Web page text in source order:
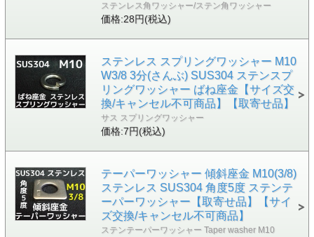
ステンレス角ワッシャー/ステン角ワッシャー
価格:28円(税込)
ステンレス スプリングワッシャー M10
W3/8 3分(さんぶ) SUS304 ステンスプ
リングワッシャー ばね座金【サイズ交
換/キャンセル不可商品】【取寄せ品】
サス スプリングワッシャー
価格:7円(税込)
テーパーワッシャー 傾斜座金 M10(3/8)
ステンレス SUS304 角度5度 ステンテ
ーパーワッシャー【取寄せ品】【サイ
ズ交換/キャンセル不可商品】
ステンテーパーワッシャー Taper washer M10